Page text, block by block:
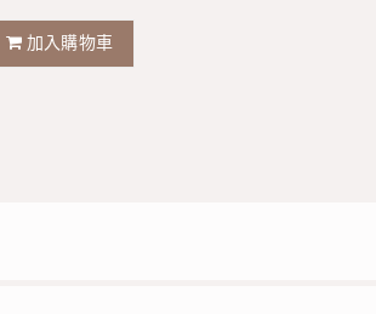
加入購物車